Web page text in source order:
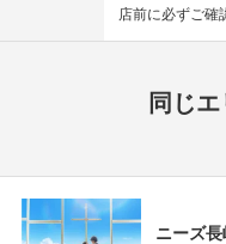
店前に必ずご確
同じ
ニーズ